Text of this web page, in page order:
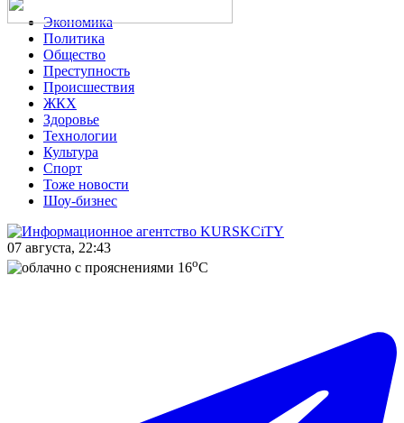
Экономика
Политика
Общество
Преступность
Происшествия
ЖКХ
Здоровье
Технологии
Культура
Спорт
Тоже новости
Шоу-бизнес
07 августа, 22:43
16oC